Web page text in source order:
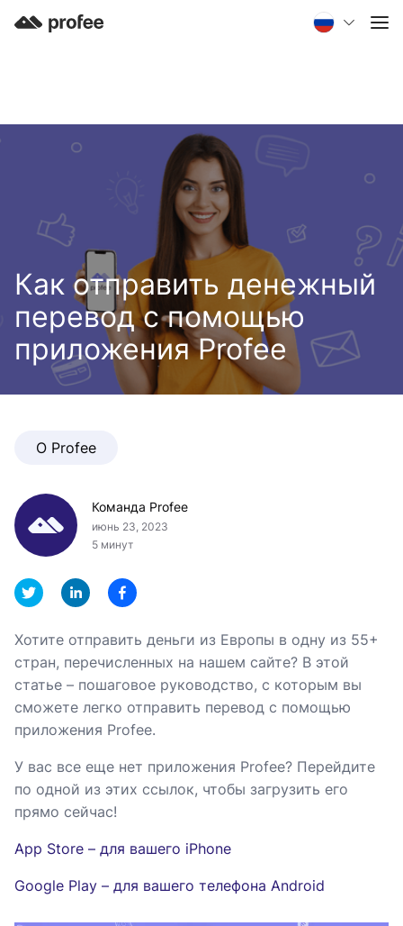
Как отправить денежный
перевод с помощью
приложения Profee
О Profee
Команда Profee
июнь 23, 2023
5 минут
Хотите отправить деньги из Европы в одну из 55+
стран, перечисленных на нашем сайте? В этой
статье – пошаговое руководство, с которым вы
сможете легко отправить перевод с помощью
приложения Profee.
У вас все еще нет приложения Profee? Перейдите
по одной из этих ссылок, чтобы загрузить его
прямо сейчас!
App Store – для вашего iPhone
Google Play – для вашего телефона Android